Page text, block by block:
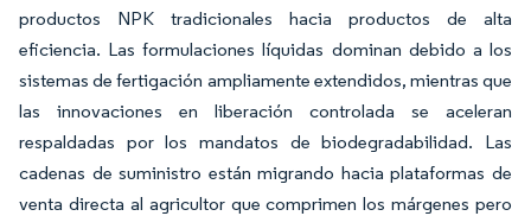
productos NPK tradicionales hacia productos de alta
eficiencia. Las formulaciones líquidas dominan debido a los
sistemas de fertigación ampliamente extendidos, mientras que
las innovaciones en liberación controlada se aceleran
respaldadas por los mandatos de biodegradabilidad. Las
cadenas de suministro están migrando hacia plataformas de
venta directa al agricultor que comprimen los márgenes pero